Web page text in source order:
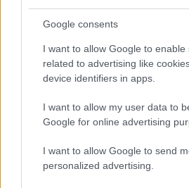
Google consents
I want to allow Google to enable
related to advertising like
device identifiers in apps.
I want to allow my user data to
Google for online advertising
I want to allow Google to send
personalized advertising.
támadás után